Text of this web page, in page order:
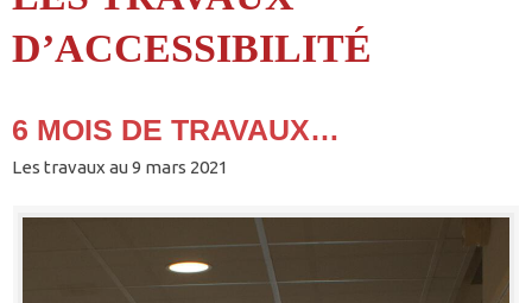
D’ACCESSIBILITÉ
6 MOIS DE TRAVAUX…
Les travaux au 9 mars 2021